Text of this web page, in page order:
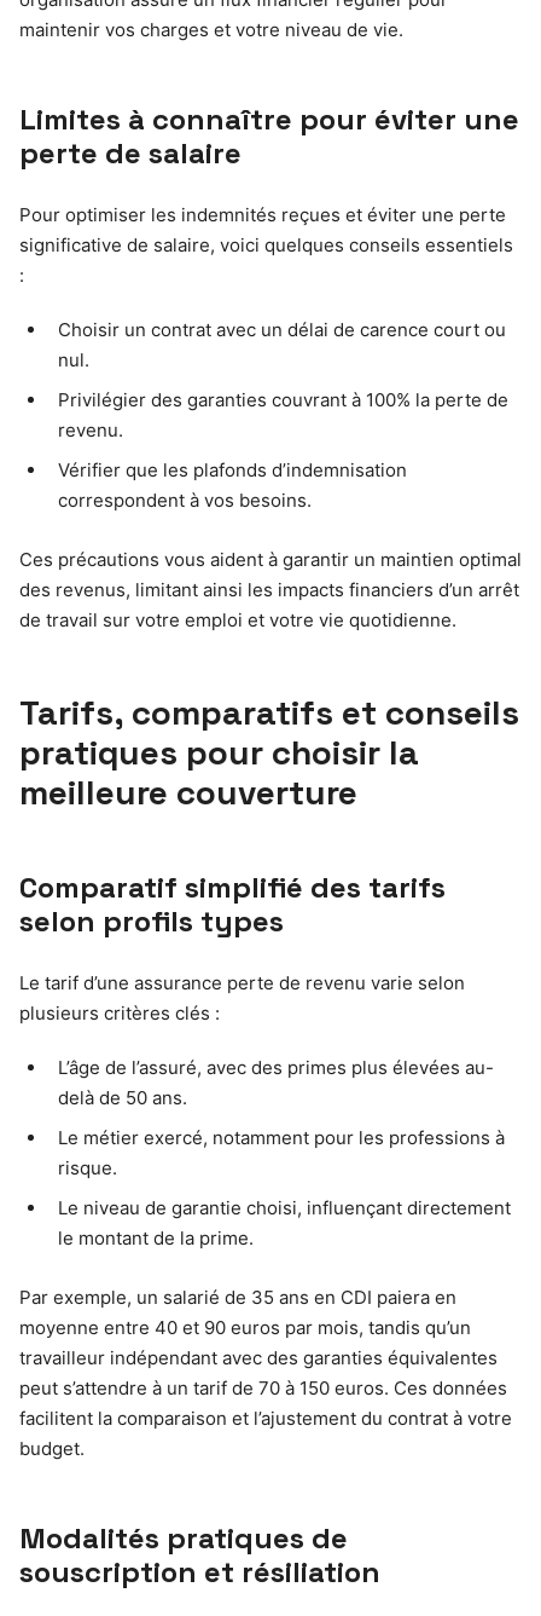
maintenir vos charges et votre niveau de vie.
Limites à connaître pour éviter une
perte de salaire
Pour optimiser les indemnités reçues et éviter une perte
significative de salaire, voici quelques conseils essentiels
:
Choisir un contrat avec un délai de carence court ou
nul.
Privilégier des garanties couvrant à 100% la perte de
revenu.
Vérifier que les plafonds d’indemnisation
correspondent à vos besoins.
Ces précautions vous aident à garantir un maintien optimal
des revenus, limitant ainsi les impacts financiers d’un arrêt
de travail sur votre emploi et votre vie quotidienne.
Tarifs, comparatifs et conseils
pratiques pour choisir la
meilleure couverture
Comparatif simplifié des tarifs
selon profils types
Le tarif d’une assurance perte de revenu varie selon
plusieurs critères clés :
L’âge de l’assuré, avec des primes plus élevées au-
delà de 50 ans.
Le métier exercé, notamment pour les professions à
risque.
Le niveau de garantie choisi, influençant directement
le montant de la prime.
Par exemple, un salarié de 35 ans en CDI paiera en
moyenne entre 40 et 90 euros par mois, tandis qu’un
travailleur indépendant avec des garanties équivalentes
peut s’attendre à un tarif de 70 à 150 euros. Ces données
facilitent la comparaison et l’ajustement du contrat à votre
budget.
Modalités pratiques de
souscription et résiliation